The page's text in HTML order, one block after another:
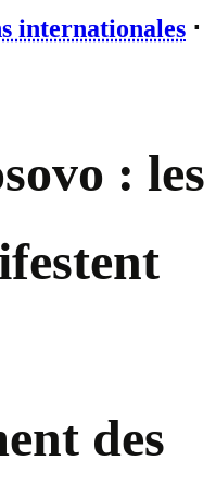
internationales ⋅
: les
des